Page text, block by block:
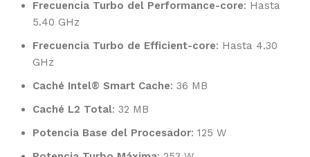
Frecuencia Turbo del Performance-core: Hasta
5.40 GHz
Frecuencia Turbo de Efficient-core: Hasta 4.30
GHz
Caché Intel® Smart Cache: 36 MB
Caché L2 Total: 32 MB
Potencia Base del Procesador: 125 W